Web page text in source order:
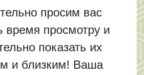
просим вас
время просмотру и
показать их
и близким! Ваша